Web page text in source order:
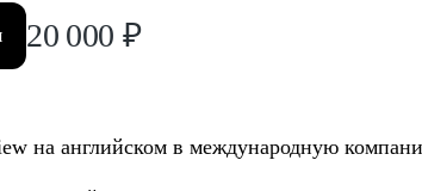
20 000 ₽
на английском в международную